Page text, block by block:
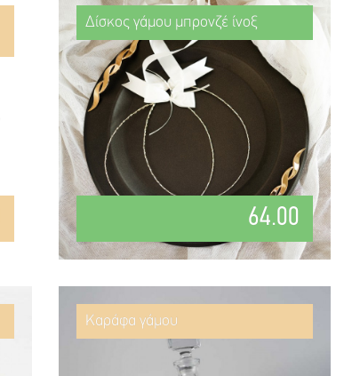
Δίσκος γάμου μπρονζέ ίνοξ
64.00
Καράφα γάμου